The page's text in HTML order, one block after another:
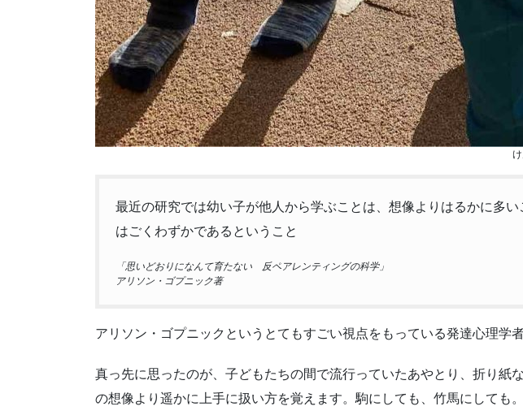
最近の研究では幼い子が他人から学ぶことは、想像よりはるかに多
はごくわずかであるということ
「思いどおりになんて育たない 反ペアレンティングの科学」
アリソン・ゴプニック著
アリソン・ゴプニックというとてもすごい視点をもっている発達心理学
真っ先に思ったのが、子どもたちの間で流行っていたあやとり、折り
の想像より遥かに上手に扱い方を覚えます。駒にしても、竹馬にしても